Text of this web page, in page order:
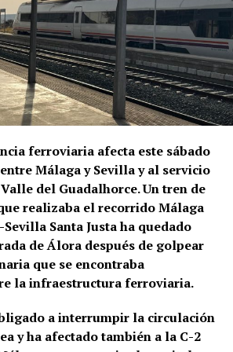
en buena medida los
encontró nuevos públicos en
toros y grandes compañías. La
entre las figuras esenciales
La Niña de los Peines, Manuel
en el centro de
Pepe Marchena, fue uno de los
representó aquel cambio de
popularidad durante las décadas
XX estuvo vinculada a los
libres y los cantes de ida y
la melodía que generó
y también intensas
ferroviaria afecta este sábado
Málaga y Sevilla y al servicio
del Guadalhorce. Un tren de
realizaba el recorrido Málaga
Santa Justa ha quedado
de Álora después de golpear
que se encontraba
la infraestructura ferroviaria.
a interrumpir la circulación
y ha afectado también a la C-2